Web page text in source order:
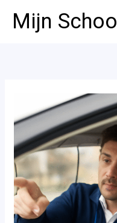
naarMijn School